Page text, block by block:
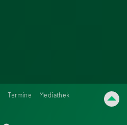
Termine
Mediathek